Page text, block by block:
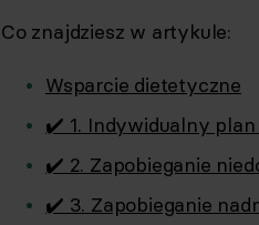
Co znajdziesz w artykule:
Wsparcie dietetyczne
✔️ 1. Indywidualny
✔️ 2. Zapobieganie
✔️ 3. Zapobieganie